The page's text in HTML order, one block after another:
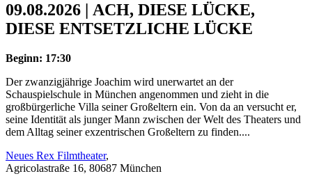
09.08.2026 | ACH, DIESE LÜCKE,
DIESE ENTSETZLICHE LÜCKE
Beginn: 17:30
Der zwanzigjährige Joachim wird unerwartet an der
Schauspielschule in München angenommen und zieht in die
großbürgerliche Villa seiner Großeltern ein. Von da an versucht er,
seine Identität als junger Mann zwischen der Welt des Theaters und
dem Alltag seiner exzentrischen Großeltern zu finden....
Neues Rex Filmtheater,
Agricolastraße 16, 80687 München